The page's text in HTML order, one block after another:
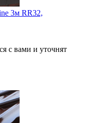
3м RR32,
с вами и уточнят